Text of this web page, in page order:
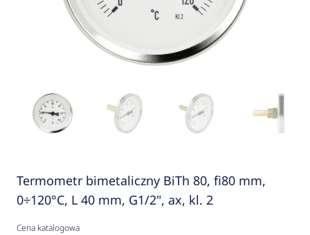
Termometr bimetaliczny BiTh 80, fi80 mm,
0÷120°C, L 40 mm, G1/2", ax, kl. 2
Cena katalogowa